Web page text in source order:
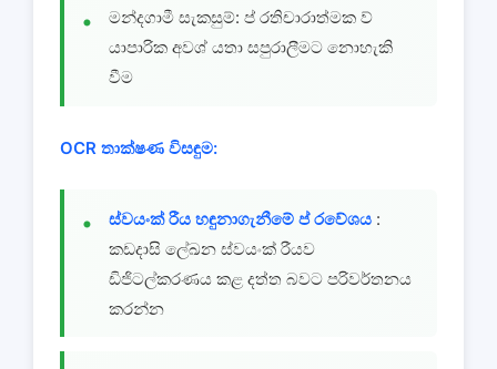
මන්දගාමී සැකසුම්: ප් රතිචාරාත්මක ව්
යාපාරික අවශ් යතා සපුරාලීමට නොහැකි
වීම
OCR තාක්ෂණ විසඳුම:
ස්වයංක් රීය හඳුනාගැනීමේ ප් රවේශය :
කඩදාසි ලේඛන ස්වයංක් රීයව
ඩිජිටල්කරණය කළ දත්ත බවට පරිවර්තනය
කරන්න